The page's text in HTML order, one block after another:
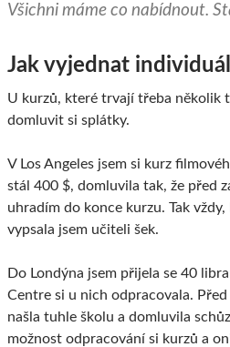
Všichni máme co nabídnout.
Jak vyjednat
U kurzů, které trvají třeba několik
domluvit si splátky.
V Los Angeles jsem si kurz
stál 400 $, domluvila tak, že před
uhradím do konce kurzu. Tak
vypsala jsem učiteli šek.
Do Londýna jsem přijela se 40
Centre si u nich odpracovala.
našla tuhle školu a domluvila
možnost odpracování si kurzů a